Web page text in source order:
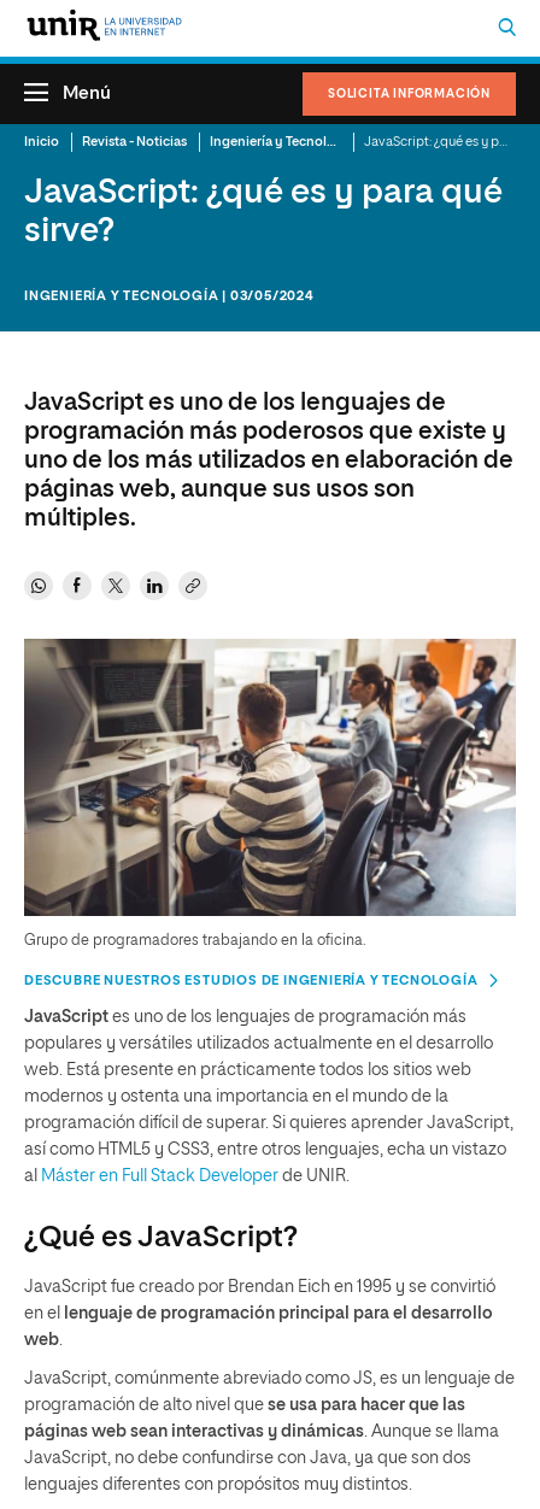
SOLICITA INFORMACIÓN
Menú
Inicio Revista - Noticias Ingeniería y Tecnología
JavaScript: ¿qué es y para qué
sirve?
INGENIERÍA Y TECNOLOGÍA | 03/05/2024
JavaScript es uno de los lenguajes de
programación más poderosos que existe y
uno de los más utilizados en elaboración de
páginas web, aunque sus usos son
múltiples.
Grupo de programadores trabajando en la oficina.
DESCUBRE NUESTROS ESTUDIOS DE INGENIERÍA Y TECNOLOGÍA
JavaScript es uno de los lenguajes de programación más
populares y versátiles utilizados actualmente en el desarrollo
web. Está presente en prácticamente todos los sitios web
modernos y ostenta una importancia en el mundo de la
programación difícil de superar. Si quieres aprender JavaScript,
así como HTML5 y CSS3, entre otros lenguajes, echa un vistazo
al
Máster en Full Stack Developer de UNIR.
¿Qué es JavaScript?
JavaScript fue creado por Brendan Eich en 1995 y se convirtió
en el
lenguaje de programación principal para el desarrollo
web
JavaScript, comúnmente abreviado como JS, es un lenguaje de
programación de alto nivel que se usa para hacer que las
páginas web sean interactivas y dinámicas . Aunque se llama
JavaScript, no debe confundirse con Java, ya que son dos
lenguajes diferentes con propósitos muy distintos.